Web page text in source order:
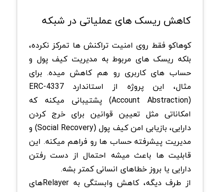
کاهش ریسک های عملیاتی در شبکه
کوهاکو فقط روی امنیت تراکنش ها تمرکز نکرده،
بلکه ریسک های مربوط به مدیریت کیف پول و
حساب های کاربری رو هم کاهش میده. برای
مثال، این پروژه از استاندارد ERC-4337
(Account Abstraction) پشتیبانی میکنه که
امکاناتی مثل تعیین قوانین برای خرج کردن
دارایی، بازیابی امن کیف پول (Social Recovery) و
مدیریت پیشرفته حساب ها رو فراهم میکنه. این
قابلیت ها باعث میشه احتمال از دست رفتن
دارایی یا بروز خطاهای انسانی کمتر بشه.
از طرف دیگه، کاهش وابستگی به Relayerهای